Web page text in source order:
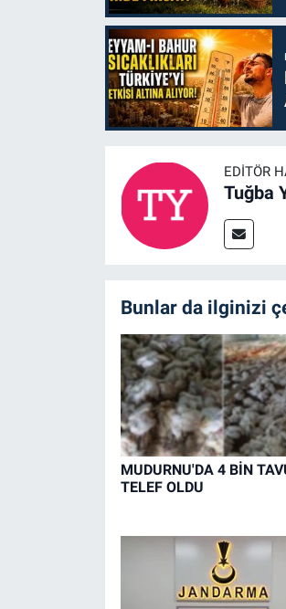
EDITÖR
Tuğba
Bunlar da ilginizi
MUDURNU'DA 4 BİN
TELEF OLDU